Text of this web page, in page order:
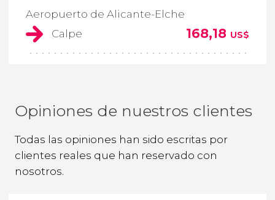
Aeropuerto de Alicante-Elche
Calpe
168,18 US$
Opiniones de nuestros clientes
Todas las opiniones han sido escritas por
clientes reales que han reservado con
nosotros.